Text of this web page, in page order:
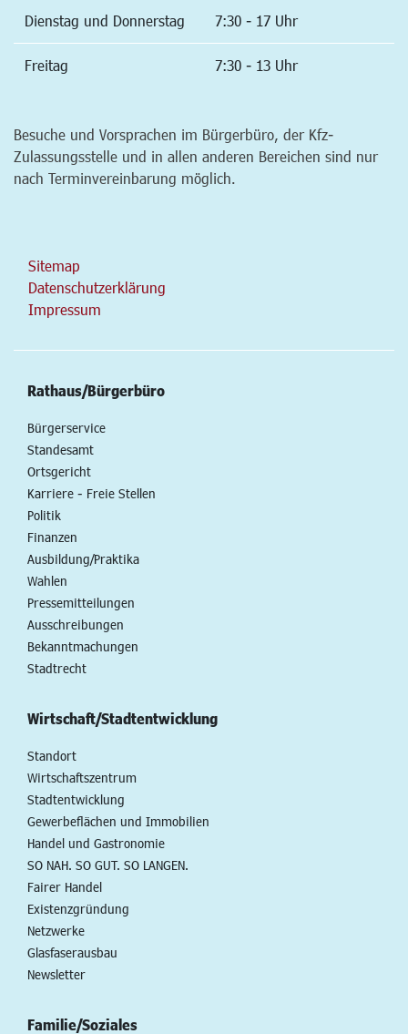
Dienstag und Donnerstag 7:30 - 17 Uhr
Freitag 7:30 - 13 Uhr
Besuche und Vorsprachen im Bürgerbüro, der Kfz-
Zulassungsstelle und in allen anderen Bereichen sind nur
nach Terminvereinbarung möglich.
Sitemap
Datenschutzerklärung
Impressum
Rathaus/Bürgerbüro
Bürgerservice
Standesamt
Ortsgericht
Karriere - Freie Stellen
Politik
Finanzen
Ausbildung/Praktika
Wahlen
Pressemitteilungen
Ausschreibungen
Bekanntmachungen
Stadtrecht
Wirtschaft/Stadtentwicklung
Standort
Wirtschaftszentrum
Stadtentwicklung
Gewerbeflächen und Immobilien
Handel und Gastronomie
SO NAH. SO GUT. SO LANGEN.
Fairer Handel
Existenzgründung
Netzwerke
Glasfaserausbau
Newsletter
Familie/Soziales